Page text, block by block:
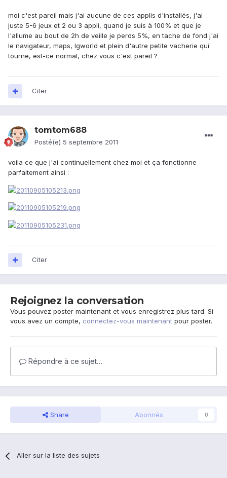
moi c'est pareil mais j'ai aucune de ces applis d'installés, j'ai
juste 5-6 jeux et 2 ou 3 appli, quand je suis à 100% et que je
l'allume au bout de 2h de veille je perds 5%, en tache de fond j'ai
le navigateur, maps, lgworld et plein d'autre petite vacherie qui
tourne, est-ce normal, chez vous c'est pareil ?
Citer
tomtom688
Posté(e) 5 septembre 2011
voila ce que j'ai continuellement chez moi et ça fonctionne
parfaitement ainsi :
Citer
Rejoignez la conversation
Vous pouvez poster maintenant et vous enregistrez plus tard. Si
vous avez un compte, connectez-vous maintenant pour poster.
Répondre à ce sujet…
Share Abonnés 0
Aller sur la liste des sujets